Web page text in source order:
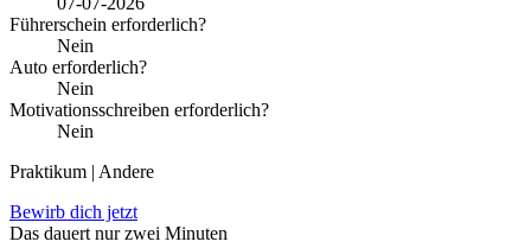
Führerschein erforderlich?
Nein
Auto erforderlich?
Nein
Motivationsschreiben erforderlich?
Nein
Praktikum | Andere
Bewirb dich jetzt
Das dauert nur zwei Minuten